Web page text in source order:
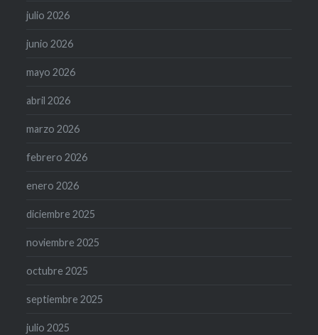
julio 2026
junio 2026
mayo 2026
abril 2026
marzo 2026
febrero 2026
enero 2026
diciembre 2025
noviembre 2025
octubre 2025
septiembre 2025
julio 2025